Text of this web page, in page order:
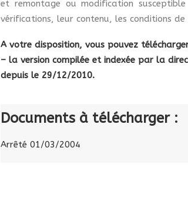
et remontage ou modification
vérifications, leur contenu, les conditions
A votre disposition, vous pouvez
– la version compilée et indexée par la
depuis le 29/12/2010.
Documents à télécharger :
Arrêté 01/03/2004